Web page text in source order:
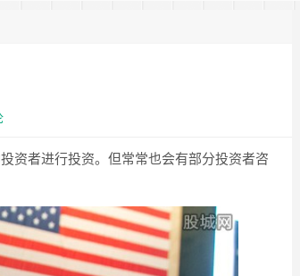
资者进行投资。但常常也会有部分投资者咨